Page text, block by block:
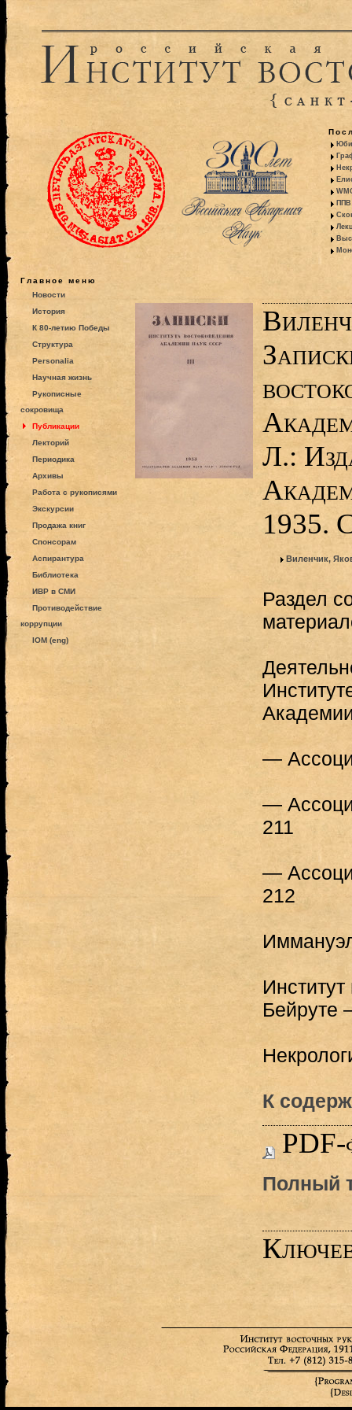
ППВ
Главное меню
Новости
История
К 80-летию Победы
Структура
Personalia
Научная жизнь
Рукописные
сокровища
Публикации
Лекторий
Периодика
Архивы
Работа с рукописями
Экскурсии
Продажа книг
Спонсорам
Аспирантура
Библиотека
ИВР в СМИ
Противодействие
коррупции
IOM (eng)
Л.:
1935.
Виленчик,
Раздел
—
—
211
—
212
Бейруте
К
PDF-
Полный